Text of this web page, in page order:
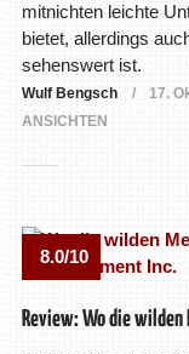
mitnichten leichte
bietet, allerdings
sehenswert ist.
Wulf Bengsch 17.
ANSICHTEN
8.0/10
Review: Wo die wilden